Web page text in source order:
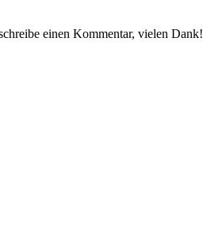
einen Kommentar, vielen Dank!